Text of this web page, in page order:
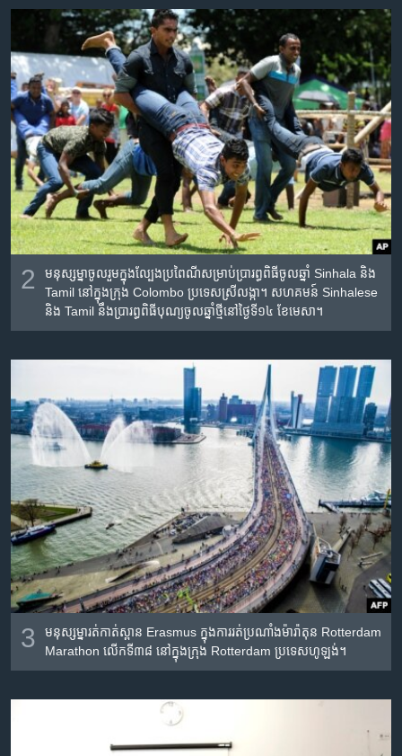
2
មនុស្ស​ម្នា​ចូលរួម​ក្នុង​ល្បែង​ប្រពៃណី​សម្រាប់​ប្រារព្ធ​ពិធី​ចូលឆ្នាំ Sinhala និង
Tamil នៅ​ក្នុង​ក្រុង Colombo ប្រទេស​ស្រីលង្កា។ សហគមន៍ Sinhalese
និង Tamil នឹង​ប្រារព្ធ​ពិធី​បុណ្យ​ចូលឆ្នាំ​ថ្មី​នៅ​ថ្ងៃទី១៤ ខែមេសា។
3
មនុស្ស​ម្នា​រត់​កាត់​ស្ពាន Erasmus ក្នុង​ការ​រត់​ប្រណាំង​ម៉ារ៉ាតុន Rotterdam
Marathon លើក​ទី៣៨ នៅ​ក្នុង​ក្រុង Rotterdam ប្រទេស​ហូឡង់។